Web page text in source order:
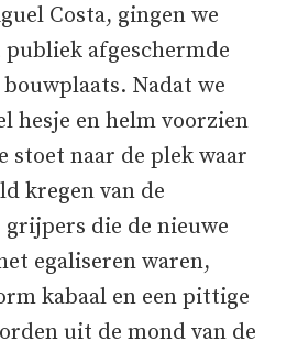
Costa, gingen we
afgeschermde
Nadat we
hesje en helm voorzien
stoet naar de plek waar
kregen van de
grijpers die de nieuwe
egaliseren waren,
kabaal en een pittige
uit de mond van de